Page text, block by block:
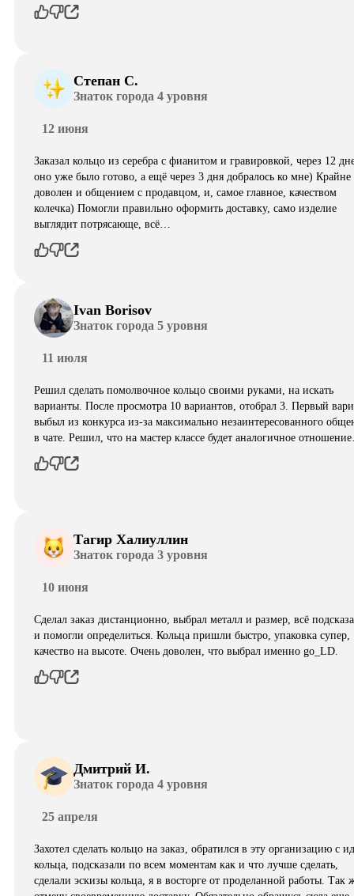
Степан С.
Знаток города 4 уровня
12 июня
Заказал кольцо из серебра с фианитом и гравировкой, через 12
оно уже было готово, а ещё через 3 дня добралось ко мне) Крайне
доволен и общением с продавцом, и, самое главное, качеством
колечка) Помогли правильно оформить доставку, само изделие
выглядит потрясающе, всë…
Ivan Borisov
Знаток города 5 уровня
11 июля
Решил сделать помолвочное кольцо своими руками, на искать
варианты. После просмотра 10 вариантов, отобрал 3. Первый
выбыл из конкурса из-за максимально незаинтересованного
в чате. Решил, что на мастер классе будет аналогичное
Тагир Халиуллин
Знаток города 3 уровня
10 июня
Сделал заказ дистанционно, выбрал металл и размер, всё
и помогли определиться. Кольца пришли быстро, упаковка супер,
качество на высоте. Очень доволен, что выбрал именно go_LD.
Дмитрий И.
Знаток города 4 уровня
25 апреля
Захотел сделать кольцо на заказ, обратился в эту организацию с
кольца, подсказали по всем моментам как и что лучше сделать,
сделали эскизы кольца, я в восторге от проделанной работы. Так